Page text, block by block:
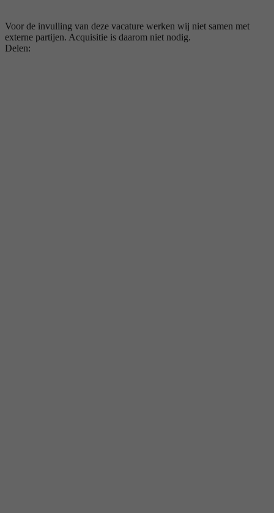
Voor de invulling van deze vacature werken wij niet samen met
externe partijen. Acquisitie is daarom niet nodig.
Delen: